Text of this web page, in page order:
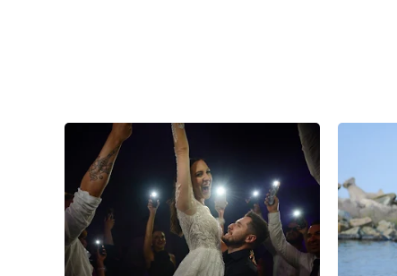
10 0 0